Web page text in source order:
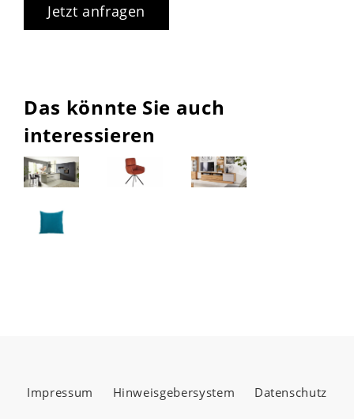
Jetzt anfragen
Das könnte Sie auch
interessieren
Impressum Hinweisgebersystem Datenschutz